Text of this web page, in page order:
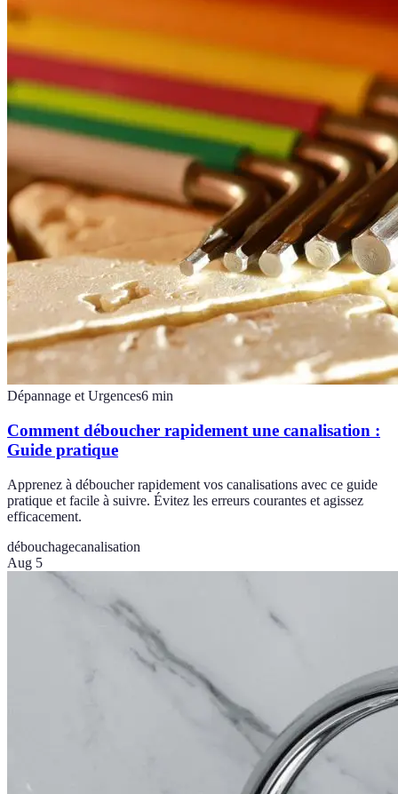
Dépannage et Urgences6 min
Comment déboucher rapidement une canalisation :
Guide pratique
Apprenez à déboucher rapidement vos canalisations avec ce guide
pratique et facile à suivre. Évitez les erreurs courantes et agissez
efficacement.
débouchagecanalisation
Aug 5